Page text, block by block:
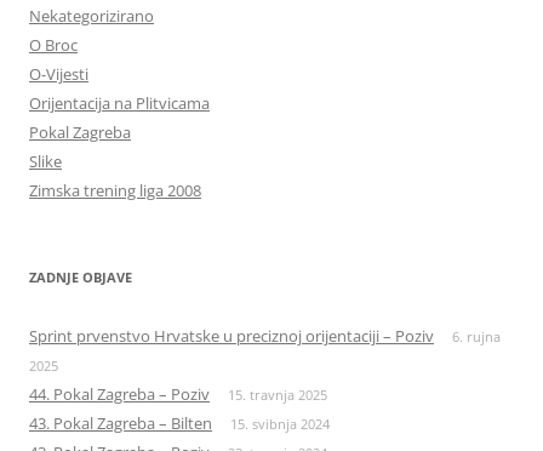
Nekategorizirano
O Broc
O-Vijesti
Orijentacija na Plitvicama
Pokal Zagreba
Slike
Zimska trening liga 2008
ZADNJE OBJAVE
Sprint prvenstvo Hrvatske u preciznoj orijentaciji – Poziv
6. rujna
2025
44. Pokal Zagreba – Poziv 15. travnja 2025
43. Pokal Zagreba – Bilten 15. svibnja 2024